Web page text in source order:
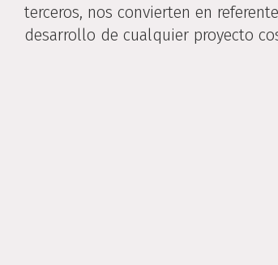
terceros, nos convierten en
desarrollo de cualquier proyecto